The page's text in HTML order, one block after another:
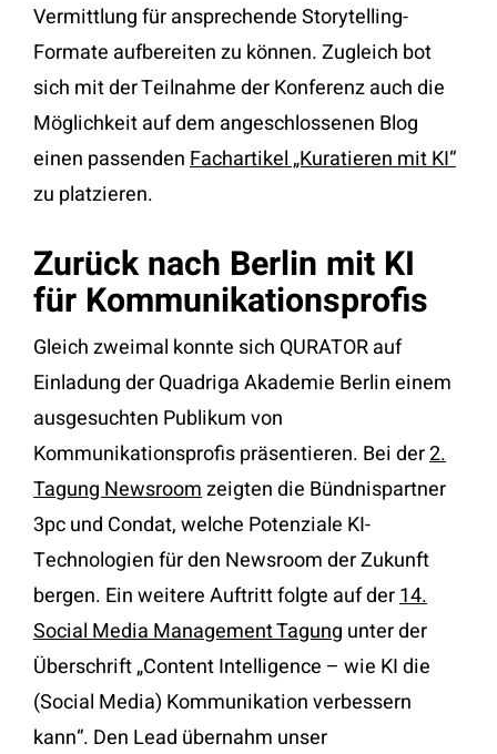
Vermittlung für ansprechende Storytelling-
Formate aufbereiten zu können. Zugleich bot
sich mit der Teilnahme der Konferenz auch die
Möglichkeit auf dem angeschlossenen Blog
einen passendenFachartikel „Kuratieren mit KI“
zu platzieren.
Zurück nach Berlin mit KI
für Kommunikationsprofis
Gleich zweimal konnte sich QURATOR auf
Einladung der Quadriga Akademie Berlin einem
ausgesuchten Publikum von
Kommunikationsprofis präsentieren. Bei der2.
Tagung Newsroomzeigten die Bündnispartner
3pc und Condat, welche Potenziale KI-
Technologien für den Newsroom der Zukunft
bergen. Ein weitere Auftritt folgte auf der14.
Social Media Management Tagung unter der
Überschrift „Content Intelligence – wie KI die
(Social Media) Kommunikation verbessern
kann“. Den Lead übernahm unser